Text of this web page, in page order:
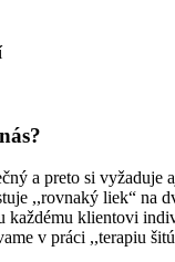
a preto si vyžaduje
,,rovnaký liek“ na
každému klientovi
v práci ,,terapiu